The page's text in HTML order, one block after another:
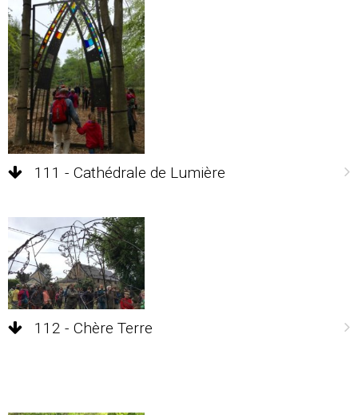
111 - Cathédrale de Lumière
112 - Chère Terre